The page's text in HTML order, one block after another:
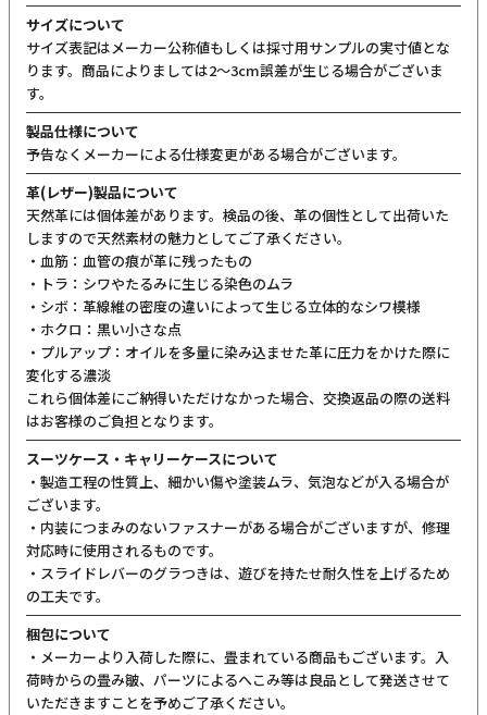
サイズについて
サイズ表記はメーカー公称値もしくは採寸用サンプルの実寸値とな
ります。商品によりましては2〜3cm誤差が生じる場合がございま
す。
製品仕様について
予告なくメーカーによる仕様変更がある場合がございます。
革(レザー)製品について
天然革には個体差があります。検品の後、革の個性として出荷いた
しますので天然素材の魅力としてご了承ください。
・血筋：血管の痕が革に残ったもの
・トラ：シワやたるみに生じる染色のムラ
・シボ：革線維の密度の違いによって生じる立体的なシワ模様
・ホクロ：黒い小さな点
・プルアップ：オイルを多量に染み込ませた革に圧力をかけた際に
変化する濃淡
これら個体差にご納得いただけなかった場合、交換返品の際の送料
はお客様のご負担となります。
スーツケース・キャリーケースについて
・製造工程の性質上、細かい傷や塗装ムラ、気泡などが入る場合が
ございます。
・内装につまみのないファスナーがある場合がございますが、修理
対応時に使用されるものです。
・スライドレバーのグラつきは、遊びを持たせ耐久性を上げるため
の工夫です。
梱包について
・メーカーより入荷した際に、畳まれている商品もございます。入
荷時からの畳み皺、パーツによるへこみ等は良品として発送させて
いただきますことを予めご了承ください。